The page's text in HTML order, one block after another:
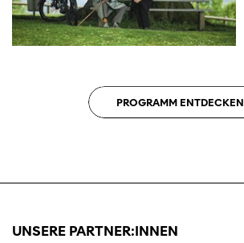
PROGRAMM ENTDECKEN
UNSERE PARTNER:INNEN